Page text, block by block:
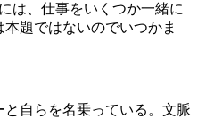
は、仕事をいくつか一緒に
題ではないのでいつかま
自らを名乗っている。文脈